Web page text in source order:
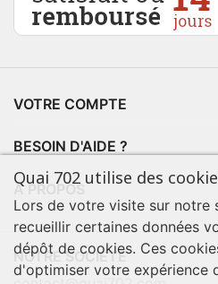
VOTRE COMPTE
BESOIN D'AIDE ?
À PROPOS
NOTRE SOCIÉTÉ
Quai 702 utilise des
Lors de votre visite sur notre
recueillir certaines données
dépôt de cookies. Ces
d'optimiser votre expérience